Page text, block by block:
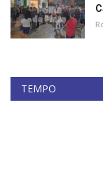
TEMPO